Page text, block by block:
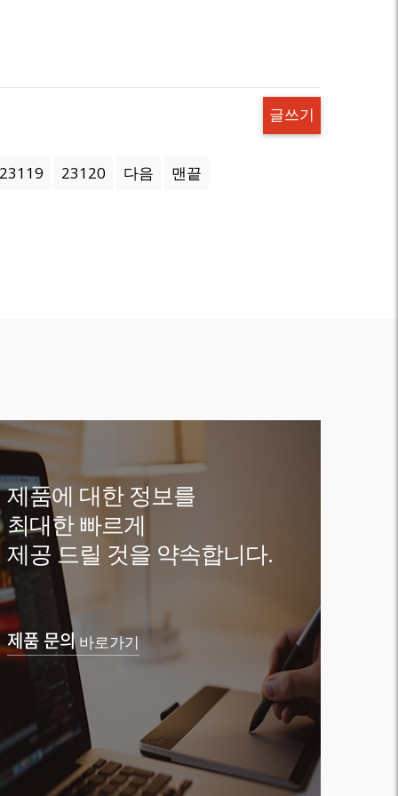
글쓰기
23119 23120 다음 맨끝
제품에 대한 정보를
최대한 빠르게
제공 드릴 것을 약속합니다.
제품 문의 바로가기